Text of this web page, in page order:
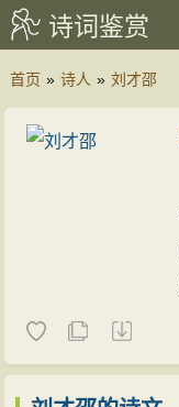
诗词鉴赏
首页 » 诗人 » 刘才邵